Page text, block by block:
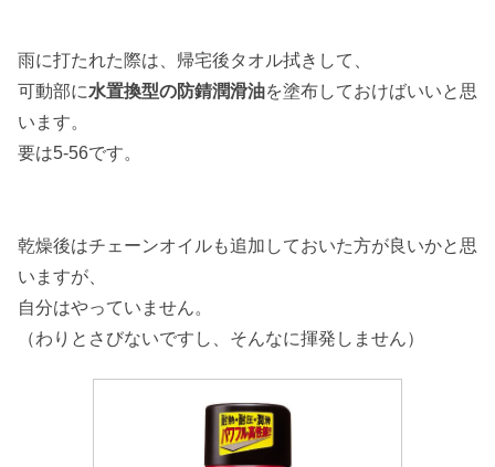
雨に打たれた際は、帰宅後タオル拭きして、
可動部に水置換型の防錆潤滑油を塗布しておけばいいと思
います。
要は5-56です。
乾燥後はチェーンオイルも追加しておいた方が良いかと思
いますが、
自分はやっていません。
（わりとさびないですし、そんなに揮発しません）